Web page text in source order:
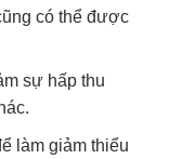
có thể được
sự hấp thu
làm giảm thiểu